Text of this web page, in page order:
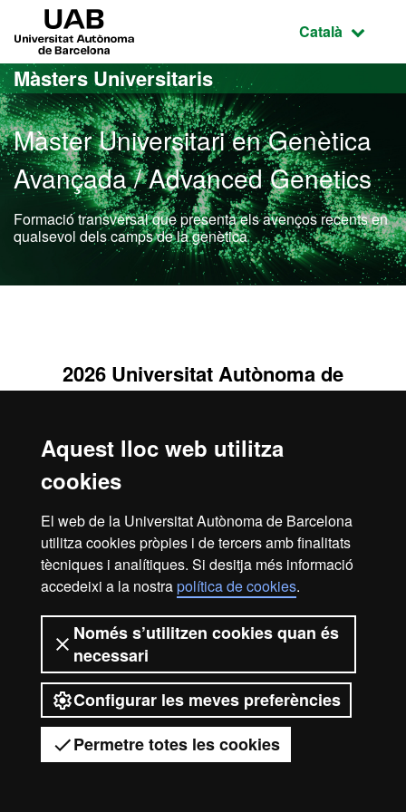
Aquest lloc web utilitza
cookies
El web de la Universitat Autònoma de Barcelona
utilitza cookies pròpies i de tercers amb finalitats
tècniques i analítiques. Si desitja més informació
accedeixi a la nostrapolítica de cookies.
Només s’utilitzen cookies quan és
necessari
Configurar les meves preferències
Permetre totes les cookies
Ves al contingut principal
Ves a la navegació de la pàgina
Idioma
Català
Màsters Universitaris
Màster Universitari en Genètica
Avançada / Advanced Genetics
Formació transversal que presenta els avenços recents en
qualsevol dels camps de la genètica
Tens dubtes?
2026 Universitat Autònoma de